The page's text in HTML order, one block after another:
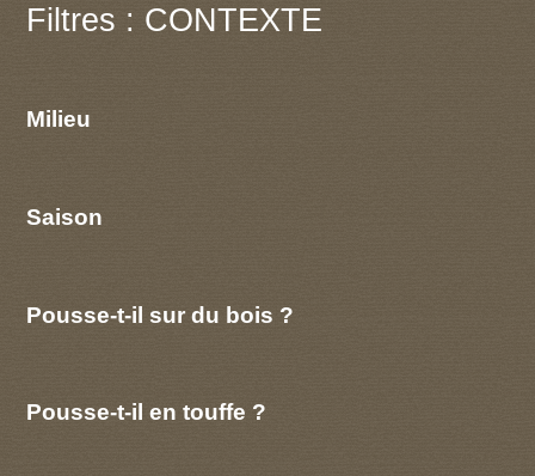
Filtres : CONTEXTE
Milieu
Saison
Pousse-t-il sur du bois ?
Pousse-t-il en touffe ?